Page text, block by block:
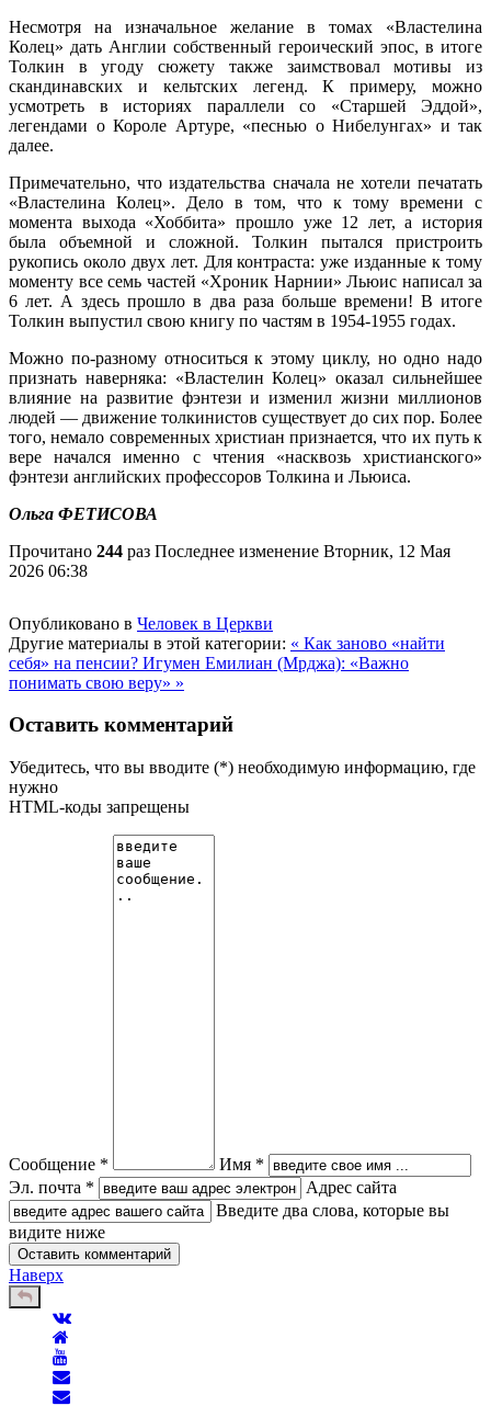
Несмотря на изначальное желание в томах «Властелина
Колец» дать Англии собственный героический эпос, в итоге
Толкин в угоду сюжету также заимствовал мотивы из
скандинавских и кельтских легенд. К примеру, можно
усмотреть в историях параллели со «Старшей Эддой»,
легендами о Короле Артуре, «песнью о Нибелунгах» и так
далее.
Примечательно, что издательства сначала не хотели печатать
«Властелина Колец». Дело в том, что к тому времени с
момента выхода «Хоббита» прошло уже 12 лет, а история
была объемной и сложной. Толкин пытался пристроить
рукопись около двух лет. Для контраста: уже изданные к тому
моменту все семь частей «Хроник Нарнии» Льюис написал за
6 лет. А здесь прошло в два раза больше времени! В итоге
Толкин выпустил свою книгу по частям в 1954-1955 годах.
Можно по-разному относиться к этому циклу, но одно надо
признать наверняка: «Властелин Колец» оказал сильнейшее
влияние на развитие фэнтези и изменил жизни миллионов
людей — движение толкинистов существует до сих пор. Более
того, немало современных христиан признается, что их путь к
вере начался именно с чтения «насквозь христианского»
фэнтези английских профессоров Толкина и Льюиса.
Ольга ФЕТИСОВА
Прочитано 244 раз Последнее изменение Вторник, 12 Мая
2026 06:38
Опубликовано в Человек в Церкви
Другие материалы в этой категории: « Как заново «найти
себя» на пенсии? Игумен Емилиан (Мрджа): «Важно
понимать свою веру» »
Оставить комментарий
Убедитесь, что вы вводите (*) необходимую информацию, где
нужно
HTML-коды запрещены
Сообщение *
Имя *
Эл. почта *
Адрес сайта
Введите два слова, которые вы
видите ниже
Наверх